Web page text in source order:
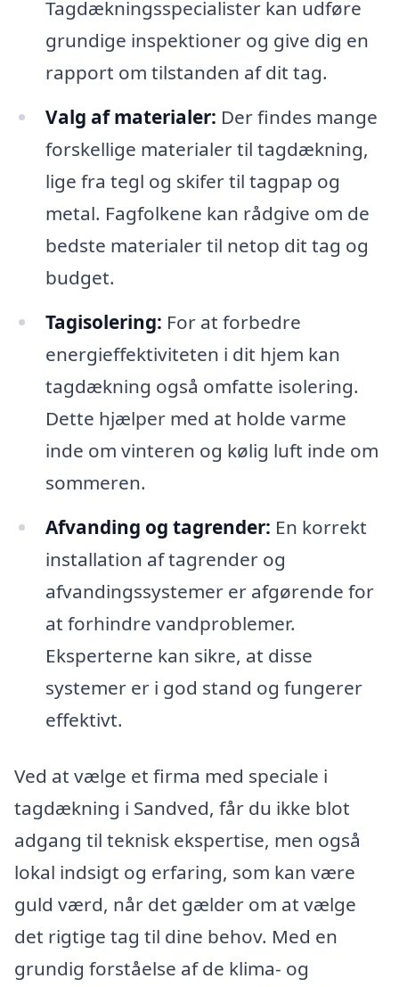
Tagdækningsspecialister kan udføre
grundige inspektioner og give dig en
rapport om tilstanden af dit tag.
Valg af materialer: Der findes mange
forskellige materialer til tagdækning,
lige fra tegl og skifer til tagpap og
metal. Fagfolkene kan rådgive om de
bedste materialer til netop dit tag og
budget.
Tagisolering: For at forbedre
energieffektiviteten i dit hjem kan
tagdækning også omfatte isolering.
Dette hjælper med at holde varme
inde om vinteren og kølig luft inde om
sommeren.
Afvanding og tagrender: En korrekt
installation af tagrender og
afvandingssystemer er afgørende for
at forhindre vandproblemer.
Eksperterne kan sikre, at disse
systemer er i god stand og fungerer
effektivt.
Ved at vælge et firma med speciale i
tagdækning i Sandved, får du ikke blot
adgang til teknisk ekspertise, men også
lokal indsigt og erfaring, som kan være
guld værd, når det gælder om at vælge
det rigtige tag til dine behov. Med en
grundig forståelse af de klima- og